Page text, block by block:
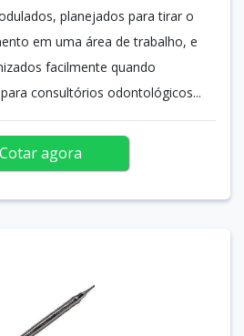
planejados para tirar o
em uma área de trabalho, e
facilmente quando
consultórios odontológicos...
Cotar agora